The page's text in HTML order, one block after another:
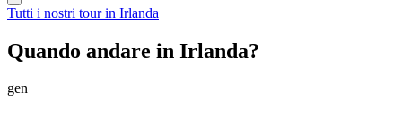
Tutti i nostri tour in Irlanda
Quando andare in Irlanda?
gen